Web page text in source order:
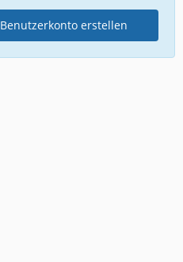
Benutzerkonto erstellen